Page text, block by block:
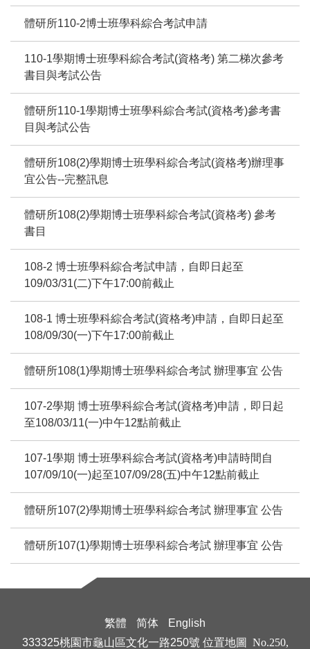
體研所110-2博士班學科綜合考試申請
110-1學期博士班學科綜合考試(資格考) 第二梯次參考
書目與考試公告
體研所110-1學期博士班學科綜合考試(資格考)參考書
目與考試公告
體研所108(2)學期博士班學科綜合考試(資格考)辦理事
宜公告--完整訊息
體研所108(2)學期博士班學科綜合考試(資格考) 參考
書目
108-2 博士班學科綜合考試申請，自即日起至
109/03/31(二)下午17:00前截止
108-1 博士班學科綜合考試(資格考)申請，自即日起至
108/09/30(一)下午17:00前截止
體研所108(1)學期博士班學科綜合考試 辦理事宜 公告
107-2學期 博士班學科綜合考試(資格考)申請，即日起
至108/03/11(一)中午12點前截止
107-1學期 博士班學科綜合考試(資格考)申請時間自
107/09/10(一)起至107/09/28(五)中午12點前截止
體研所107(2)學期博士班學科綜合考試 辦理事宜 公告
體研所107(1)學期博士班學科綜合考試 辦理事宜 公告
繁體 简体
English
333325桃園市龜山區文化一路250號 位置地圖 No.250,